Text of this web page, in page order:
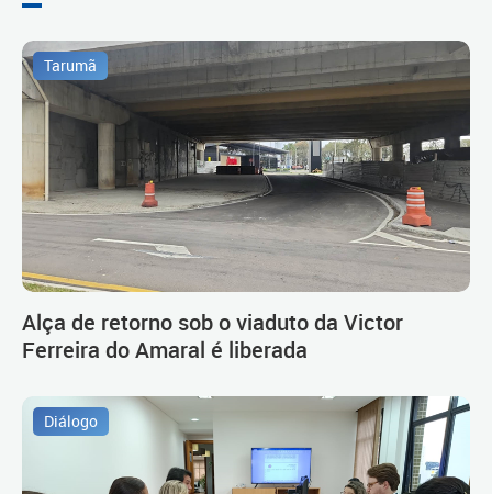
Tarumã
Alça de retorno sob o viaduto da Victor
Ferreira do Amaral é liberada
Diálogo